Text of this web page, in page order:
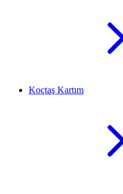
Koçtaş Kartım